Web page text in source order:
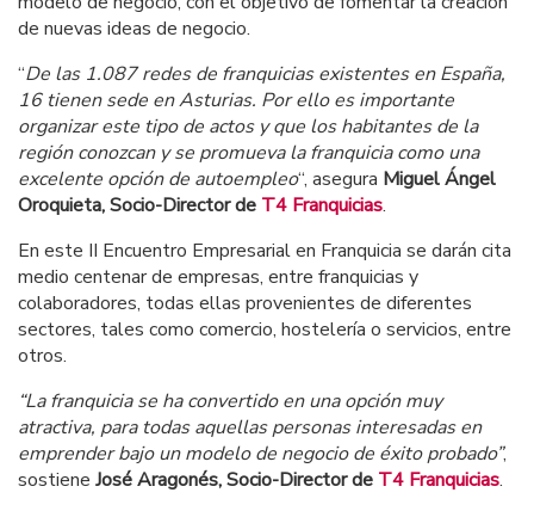
de nuevas ideas de negocio.
“De las 1.087 redes de franquicias existentes en España,
16 tienen sede en Asturias. Por ello es importante
organizar este tipo de actos y que los habitantes de la
región conozcan y se promueva la franquicia como una
excelente opción de autoempleo“, asegura Miguel Ángel
Oroquieta, Socio-Director de T4 Franquicias.
En este II Encuentro Empresarial en Franquicia se darán cita
medio centenar de empresas, entre franquicias y
colaboradores, todas ellas provenientes de diferentes
sectores, tales como comercio, hostelería o servicios, entre
otros.
“La franquicia se ha convertido en una opción muy
atractiva, para todas aquellas personas interesadas en
emprender bajo un modelo de negocio de éxito probado”,
sostiene José Aragonés, Socio-Director de T4 Franquicias.